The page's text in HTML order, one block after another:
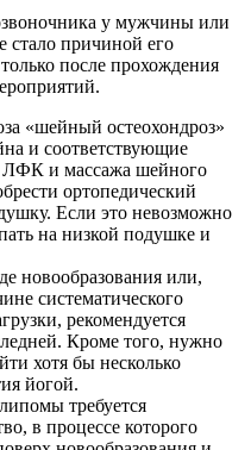
у мужчины или
стало причиной его
после прохождения
«шейный остеохондроз»
и соответствующие
ЛФК и массажа шейного
ортопедический
Если это невозможно
на низкой подушке и
новообразования или,
систематического
рекомендуется
Кроме того, нужно
хотя бы несколько
йогой.
требуется
в процессе которого